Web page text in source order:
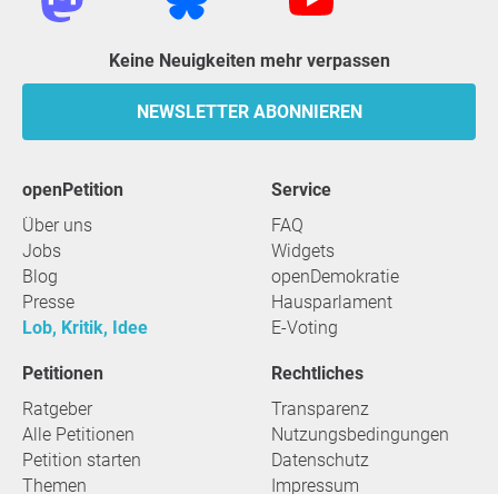
Keine Neuigkeiten mehr verpassen
NEWSLETTER ABONNIEREN
openPetition
Über uns
Jobs
Blog
Presse
Lob, Kritik, Idee
Service
FAQ
Widgets
openDemokratie
Hausparlament
E-Voting
Petitionen
Ratgeber
Alle Petitionen
Petition starten
Themen
Rechtliches
Transparenz
Nutzungsbedingungen
Datenschutz
Impressum